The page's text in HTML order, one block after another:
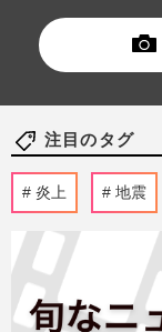
注目のタグ
炎上 地震